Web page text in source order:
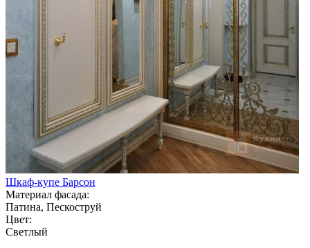
Шкаф-купе Барсон
Материал фасада:
Патина, Пескоструй
Цвет:
Светлый